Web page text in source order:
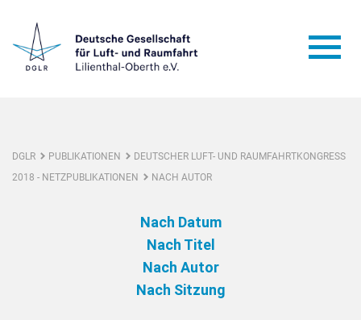
DGLR PUBLIKATIONEN
DEUTSCHER LUFT- UND RAUMFAHRTKONGRESS
2018 - NETZPUBLIKATIONEN
NACH AUTOR
Nach Datum
Nach Titel
Nach Autor
Nach Sitzung